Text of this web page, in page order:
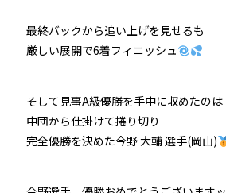
最終バックから追い上げを見せるも
厳しい展開で6着フィニッシュ
そして見事A級優勝を手中に収めたのは
中団から仕掛けて捲り切り
完全優勝を決めた今野 大輔 選手(岡山)